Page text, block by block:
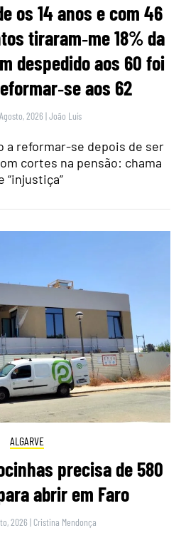
os 14 anos e com 46
tiraram‑me 18% da
despedido aos 60 foi
aos 62
2026 |João Luís
a reformar-se depois de ser
cortes na pensão: chama
“injustiça”
ALGARVE
precisa de 580
abrir em Faro
2026 | Cristina Mendonça